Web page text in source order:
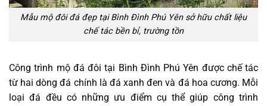
Mẫu mộ đôi đá đẹp tại Bình Đình Phú Yên sở hữu chất liệu
chế tác bền bỉ, trường tồn
Công trình mộ đá đôi tại Bình Đình Phú Yên được chế tác
từ hai dòng đá chính là đá xanh đen và đá hoa cương. Mỗi
loại đá đều có những ưu điểm cụ thể giúp công trình